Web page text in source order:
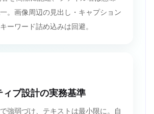
。画像周辺の見出し・キャプション
ーワード詰め込みは回避。
ィブ設計の実務基準
強弱づけ、テキストは最小限に。自